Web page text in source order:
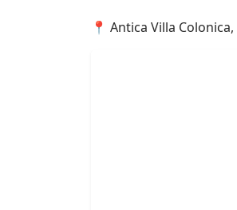
📍 Antica Villa